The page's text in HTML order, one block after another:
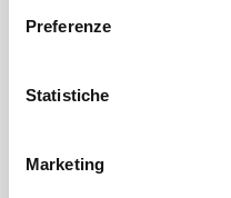
Preferenze
Statistiche
Marketing
Sondrio